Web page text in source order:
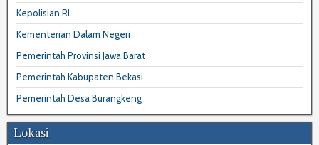
Kepolisian RI
Kementerian Dalam Negeri
Pemerintah Provinsi Jawa Barat
Pemerintah Kabupaten Bekasi
Pemerintah Desa Burangkeng
Lokasi